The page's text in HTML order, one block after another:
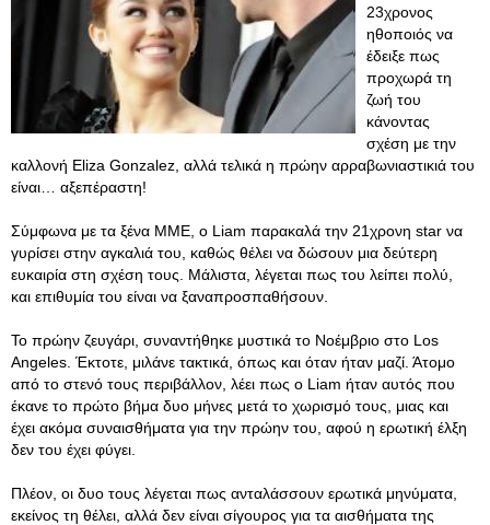
23χρονος
ηθοποιός να
έδειξε πως
προχωρά τη
ζωή του
κάνοντας
σχέση με την
καλλονή Eliza Gonzalez, αλλά τελικά η πρώην αρραβωνιαστικιά του
είναι… αξεπέραστη!
Σύμφωνα με τα ξένα ΜΜΕ, ο Liam παρακαλά την 21χρονη star να
γυρίσει στην αγκαλιά του, καθώς θέλει να δώσουν μια δεύτερη
ευκαιρία στη σχέση τους. Μάλιστα, λέγεται πως του λείπει πολύ,
και επιθυμία του είναι να ξαναπροσπαθήσουν.
Το πρώην ζευγάρι, συναντήθηκε μυστικά το Νοέμβριο στο Los
Angeles. Έκτοτε, μιλάνε τακτικά, όπως και όταν ήταν μαζί. Άτομο
από το στενό τους περιβάλλον, λέει πως ο Liam ήταν αυτός που
έκανε το πρώτο βήμα δυο μήνες μετά το χωρισμό τους, μιας και
έχει ακόμα συναισθήματα για την πρώην του, αφού η ερωτική έλξη
δεν του έχει φύγει.
Πλέον, οι δυο τους λέγεται πως ανταλάσσουν ερωτικά μηνύματα,
εκείνος τη θέλει, αλλά δεν είναι σίγουρος για τα αισθήματα της